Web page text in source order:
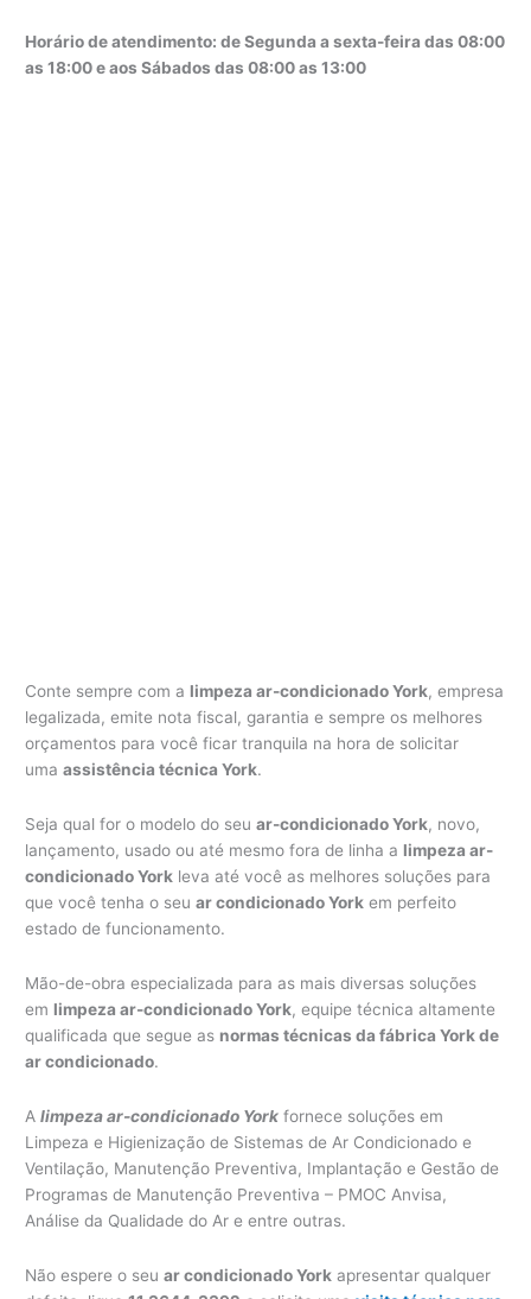
Horário de atendimento: de Segunda a sexta-feira das 08:00
as 18:00 e aos Sábados das 08:00 as 13:00
Conte sempre com a limpeza ar-condicionado York, empresa
legalizada, emite nota fiscal, garantia e sempre os melhores
orçamentos para você ficar tranquila na hora de solicitar
umaassistência técnica York.
Seja qual for o modelo do seuar-condicionado York, novo,
lançamento, usado ou até mesmo fora de linha a limpeza ar-
condicionado York leva até você as melhores soluções para
que você tenha o seuar condicionado York em perfeito
estado de funcionamento.
Mão-de-obra especializada para as mais diversas soluções
em limpeza ar-condicionado York, equipe técnica altamente
qualificada que segue as normas técnicas da fábrica York de
ar condicionado.
Alimpeza ar-condicionado York fornece soluções em
Limpeza e Higienização de Sistemas de Ar Condicionado e
Ventilação, Manutenção Preventiva, Implantação e Gestão de
Programas de Manutenção Preventiva – PMOC Anvisa,
Análise da Qualidade do Ar e entre outras.
Não espere o seuar condicionado York apresentar qualquer